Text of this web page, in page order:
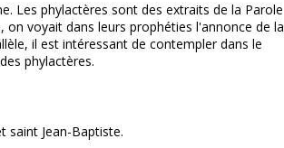
Les phylactères sont des extraits de la Parole
on voyait dans leurs prophéties l'annonce de la
il est intéressant de contempler dans le
phylactères.
saint Jean-Baptiste.